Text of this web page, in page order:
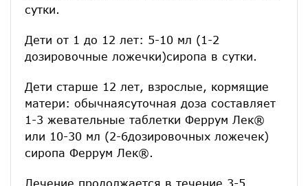
сутки.
Дети от 1 до 12 лет: 5-10 мл (1-2
дозировочные ложечки)сиропа в сутки.
Дети старше 12 лет, взрослые, кормящие
матери: обычнаясуточная доза составляет
1-3 жевательные таблетки Феррум Лек®
или 10-30 мл (2-6дозировочных ложечек)
сиропа Феррум Лек®.
Лечение продолжается в течение 3-5